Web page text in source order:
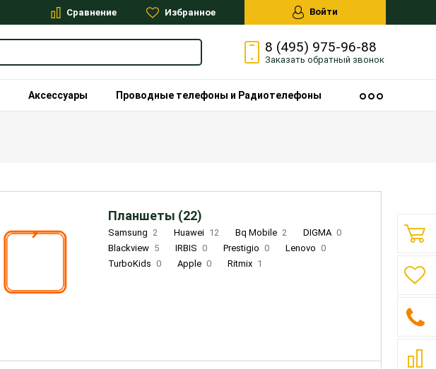
Сравнение Избранное Войти
8 (495) 975-96-88
Заказать обратный звонок
Аксессуары Проводные телефоны и Радиотелефоны
Планшеты (22)
Samsung 2 Huawei 12 Bq Mobile 2 DIGMA 0
Blackview 5 IRBIS 0 Prestigio 0 Lenovo 0
TurboKids 0 Apple 0 Ritmix 1